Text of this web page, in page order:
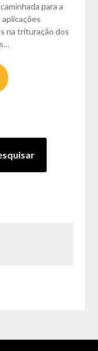
para a
na trituração dos